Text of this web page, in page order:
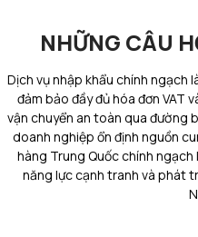
NHỮNG CÂU
Dịch vụ nhập khẩu chính ngạch
đảm bảo đầy đủ hóa đơn VAT
vận chuyển an toàn qua đường
doanh nghiệp ổn định nguồn
hàng Trung Quốc chính
năng lực cạnh tranh và phát